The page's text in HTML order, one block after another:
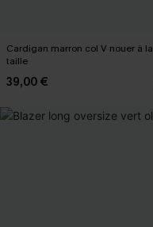
Cardigan marron col V nouer à la
taille
39,00 €